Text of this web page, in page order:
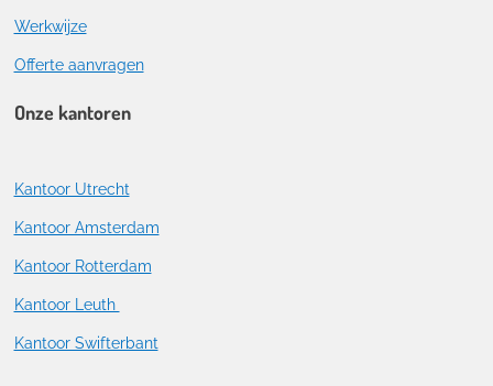
Werkwijze
Offerte aanvragen
Onze kantoren
Kantoor Utrecht
Kantoor Amsterdam
Kantoor Rotterdam
Kantoor Leuth
Kantoor Swifterbant